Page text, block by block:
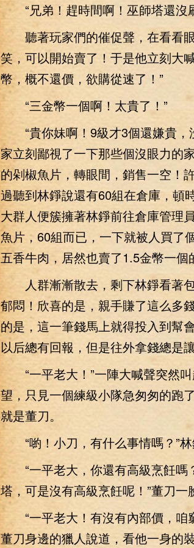
“兄弟！趕時間啊！巫師塔還沒
聽著玩家們的催促聲，在看看
笑，可以開始賣了！于是他立刻大
幣，概不還價，欲購從速了！”
“三金幣一個啊！太貴了！”
“貴你妹啊！9級才3個還嫌貴，
家立刻鄙視了一下那些個沒眼力的
的剁椒魚片，轉眼間，銷售一空！
過聽到林錚說還有60組在倉庫，頓
大群人便簇擁著林錚前往倉庫管理
魚片，60組而已，一下就被人買了
五香牛肉，居然也賣了1.5金幣一個
人群漸漸散去，剩下林錚看著
郁悶！欣喜的是，親手賺了這么多
的是，這一筆錢馬上就得投入到幫
以后總有回報，但是往外拿錢總是
“一平老大！”一陣大喊聲突然叫
望，只見一個練級小隊急匆匆的跑
就是董刀。
“喲！小刀，有什么事情嗎？”林
“一平老大，你還有高級烹飪嗎
塔，可是沒有高級烹飪呢！”董刀一
“一平老大！有沒有內部價，咱
董刀身邊的獵人說道，看他一身的